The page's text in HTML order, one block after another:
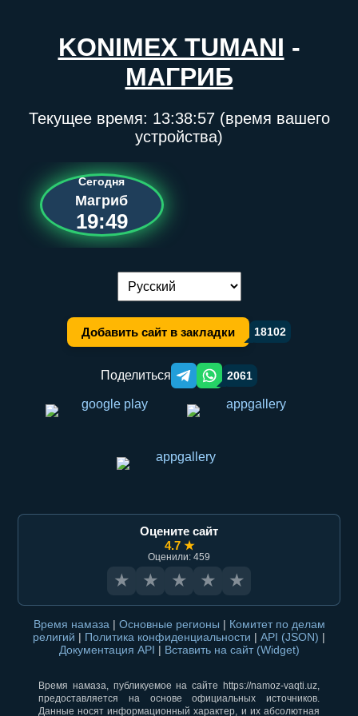
KONIMEX TUMANI -
МАГРИБ
Текущее время: 13:38:57(время вашего
устройства)
Сегодня
Магриб
19:49
Переключение языка:
Добавить сайт в закладки 18102
Поделиться Telegram orqali ulashish
WhatsApp orqali ulashish
2061
Оцените сайт
4.7 ★
Оценили: 459
★ ★ ★ ★ ★
Время намаза | Основные регионы | Комитет по делам
религий | Политика конфиденциальности | API (JSON) |
Документация API | Вставить на сайт (Widget)
Время намаза, публикуемое на сайте https://namoz-vaqti.uz,
предоставляется на основе официальных источников.
Данные носят информационный характер, и их абсолютная